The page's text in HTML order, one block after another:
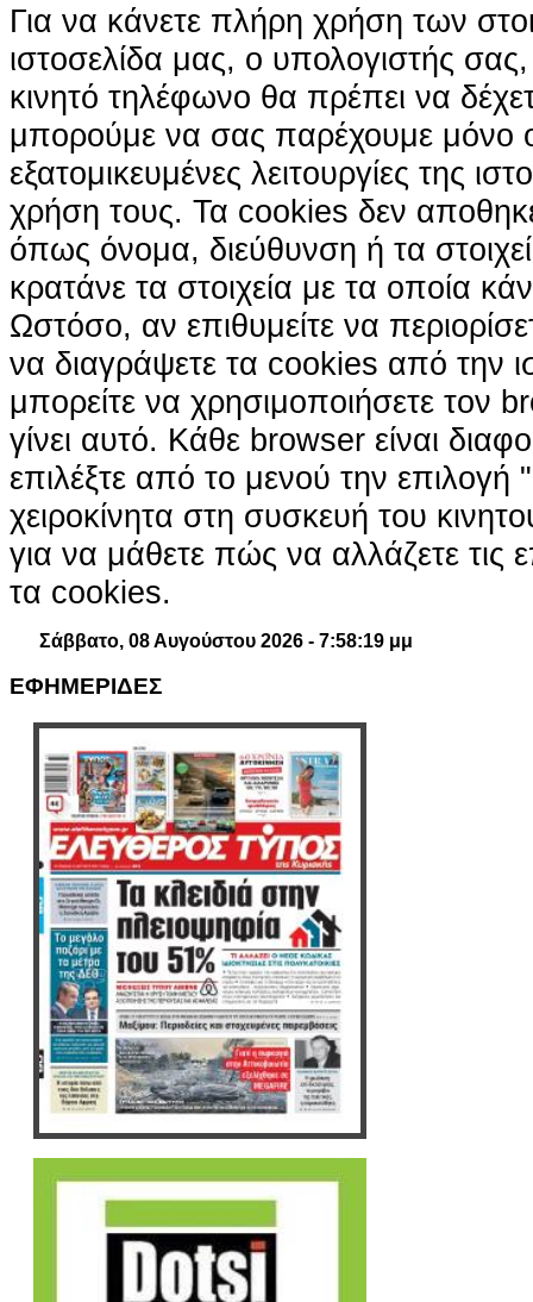
Για να κάνετε πλήρη χρήση των
ιστοσελίδα μας, ο υπολογιστής
κινητό τηλέφωνο θα πρέπει να
μπορούμε να σας παρέχουμε μόνο
εξατομικευμένες λειτουργίες της
χρήση τους. Τα cookies δεν
όπως όνομα, διεύθυνση ή τα
κρατάνε τα στοιχεία με τα οποία
Ωστόσο, αν επιθυμείτε να
να διαγράψετε τα cookies από την
μπορείτε να χρησιμοποιήσετε τον
γίνει αυτό. Κάθε browser είναι
επιλέξτε από το μενού την επιλογή
χειροκίνητα στη συσκευή του
για να μάθετε πώς να αλλάζετε τις
τα cookies.
Σάββατο, 08 Αυγούστου 2026 - 7:58:20 μμ
ΕΦΗΜΕΡΙΔΕΣ